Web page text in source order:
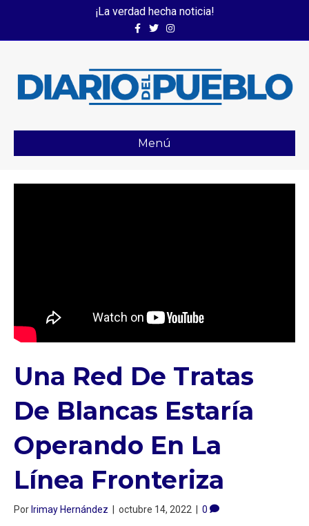
¡La verdad hecha noticia!
FacebookTwitterInstagram
Menú
Una Red De Tratas
De Blancas Estaría
Operando En La
Línea Fronteriza ⁣
Por Irimay Hernández octubre 14, 2022 0